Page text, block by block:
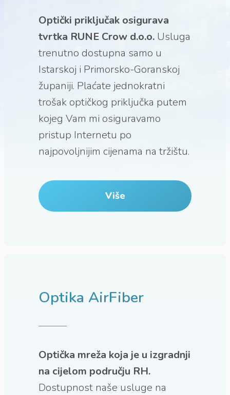
Optički priključak osigurava
tvrtka RUNE Crow d.o.o. Usluga
trenutno dostupna samo u
Istarskoj i Primorsko-Goranskoj
županiji. Plaćate jednokratni
trošak optičkog priključka putem
kojeg Vam mi osiguravamo
pristup Internetu po
najpovoljnijim cijenama na tržištu.
Više
Optika AirFiber
Optička mreža koja je u izgradnji
na cijelom području RH.
Dostupnost naše usluge na